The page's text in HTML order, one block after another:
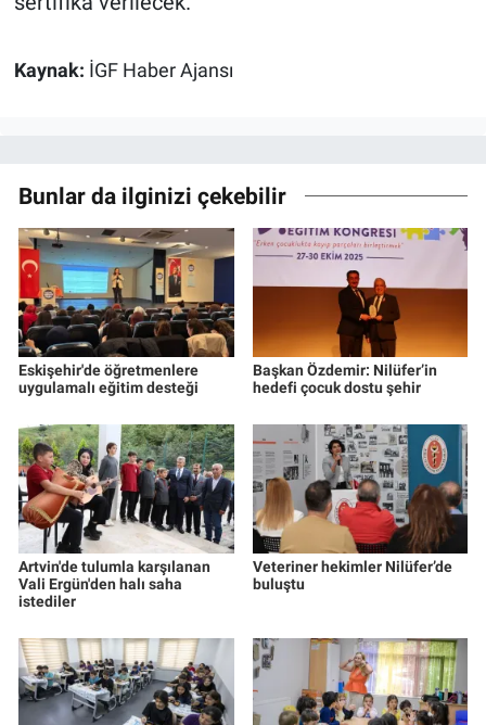
Kaynak: İGF Haber Ajansı
Bunlar da ilginizi çekebilir
Eskişehir'de öğretmenlere
uygulamalı eğitim desteği
Başkan Özdemir: Nilüfer’in
hedefi çocuk dostu şehir
Artvin'de tulumla karşılanan
Vali Ergün'den halı saha
istediler
Veteriner hekimler Nilüfer’de
buluştu